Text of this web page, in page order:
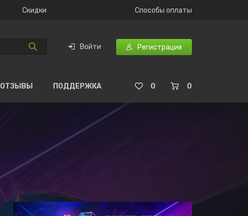
Скидки Способы оплаты
Войти Регистрация
ОТЗЫВЫ ПОДДЕРЖКА 0
0